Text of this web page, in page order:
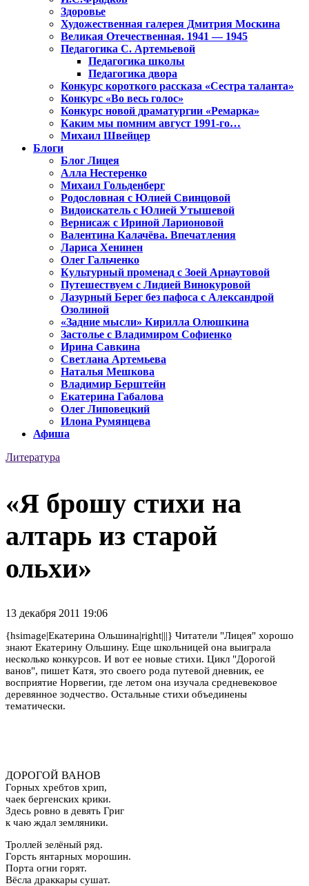
Здоровье
Художественная галерея Дмитрия Москина
Великая Отечественная. 1941 — 1945
Педагогика С. Артемьевой
Педагогика школы
Педагогика двора
Конкурс короткого рассказа «Сестра таланта»
Конкурс «Во весь голос»
Конкурс новой драматургии «Ремарка»
Каким мы помним август 1991-го…
Михаил Швейцер
Блоги
Блог Лицея
Алла Нестеренко
Михаил Гольденберг
Родословная с Юлией Свинцовой
Видоискатель с Юлией Утышевой
Вернисаж с Ириной Ларионовой
Валентина Калачёва. Впечатления
Лариса Хенинен
Олег Гальченко
Культурный променад с Зоей Арнаутовой
Путешествуем с Лидией Винокуровой
Лазурный Берег без пафоса с Александрой
Озолиной
«Задние мысли» Кирилла Олюшкина
Застолье с Владимиром Софиенко
Ирина Савкина
Светлана Артемьева
Наталья Мешкова
Владимир Берштейн
Екатерина Габалова
Олег Липовецкий
Илона Румянцева
Афиша
Литература
«Я брошу стихи на
алтарь из старой
ольхи»
13 декабря 2011 19:06
{hsimage|Екатерина Ольшина|right|||} Читатели "Лицея" хорошо
знают Екатерину Ольшину. Еще школьницей она выиграла
несколько конкурсов. И вот ее новые стихи. Цикл "Дорогой
ванов", пишет Катя, это своего рода путевой дневник, ее
восприятие Норвегии, где летом она изучала средневековое
деревянное зодчество. Остальные стихи объединены
тематически.
ДОРОГОЙ ВАНОВ
Горных хребтов хрип,
чаек бергенских крики.
Здесь ровно в девять Григ
к чаю ждал земляники.
Троллей зелёный ряд.
Горсть янтарных морошин.
Порта огни горят.
Вёсла драккары сушат.